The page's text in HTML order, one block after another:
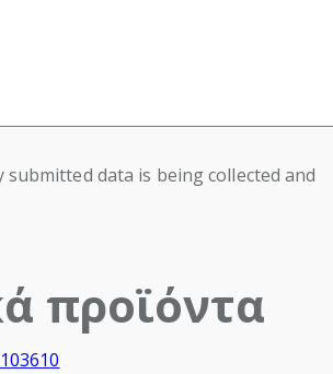
submitted data is being collected and
προϊόντα